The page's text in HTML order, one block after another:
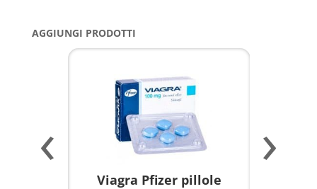
AGGIUNGI PRODOTTI
Viagra Pfizer pillole
‹ ›